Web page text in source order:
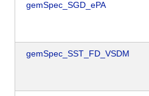
gemSpec_SGD_ePA
gemSpec_SST_FD_VSDM